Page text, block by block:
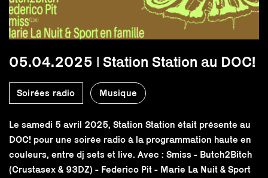
05.04.2025 | Station Station au DOC!
Soirées radio Musique
Le samedi 5 avril 2025, Station Station était présente au
DOC! pour une soirée radio à la programmation haute en
couleurs, entre dj sets et live. Avec : Smiss - Butch2Bitch
(Crustasex & 93DZ) - Federico Pit - Marie La Nuit & Sport